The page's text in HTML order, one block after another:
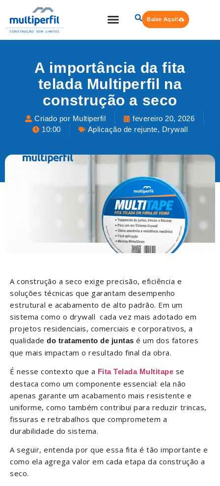
Baixe Aqui!
A importância da fita
telada Multiperfil na
construção a seco
Criado por Multiperfil
fevereiro 20, 2026
10:00
Aplicação de rejunte, Drywall
A construção a seco exige precisão, eficiência e
soluções técnicas que garantam desempenho
estrutural e acabamento de alto padrão. Em um
sistema como o drywall cada vez mais adotado em
projetos residenciais, comerciais e corporativos, a
qualidade do tratamento de juntas é um dos fatores
que mais impactam o resultado final da obra.
É nesse contexto que a Fita Telada Multitape se
destaca como um componente essencial: ela não
apenas garante um acabamento mais resistente e
uniforme, como também contribui para reduzir trincas,
fissuras e retrabalhos que comprometem a
durabilidade do sistema.
A seguir, entenda por que essa fita é tão importante e
como ela agrega valor em cada etapa da construção a
seco.